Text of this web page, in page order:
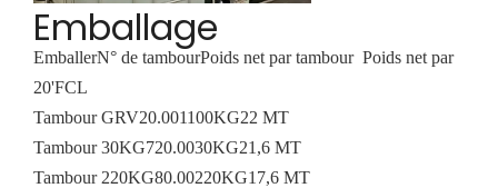
Emballage
EmballerN° de tambourPoids net par tambour Poids net par
20'FCL
Tambour GRV20.001100KG22 MT
Tambour 30KG720.0030KG21,6 MT
Tambour 220KG80.00220KG17,6 MT